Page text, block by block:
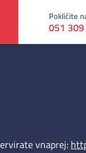
Pokličite
051
vnaprej: